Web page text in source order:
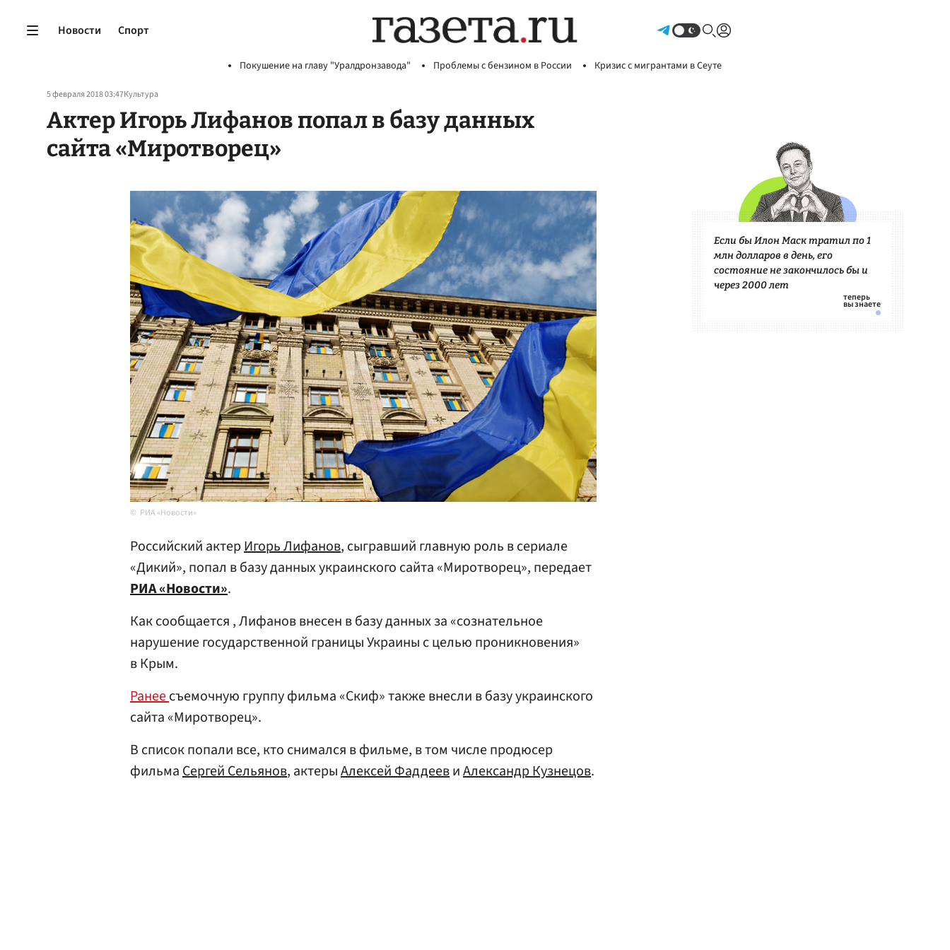
Новости Спорт
Покушение на главу "Уралдронзавода" Проблемы с бензином в России Кризис с мигрантами в Сеуте
5 февраля 2018 03:47Культура
Актер Игорь Лифанов попал в базу данных
сайта «Миротворец»
РИА «Новости»
Российский актерИгорь Лифанов, сыгравший главную роль в сериале
«Дикий», попал в базу данных украинского сайта «Миротворец», передает
РИА «Новости».
Как сообщается , Лифанов внесен в базу данных за «сознательное
нарушение государственной границы Украины с целью проникновения»
в Крым.
Ранеесъемочную группу фильма «Скиф» также внесли в базу украинского
сайта «Миротворец».
В список попали все, кто снимался в фильме, в том числе продюсер
фильмаСергей Сельянов, актерыАлексей ФаддеевиАлександр Кузнецов.
Если бы Илон Маск тратил по 1
млн долларов в день, его
состояние не закончилось бы и
через 2000 лет